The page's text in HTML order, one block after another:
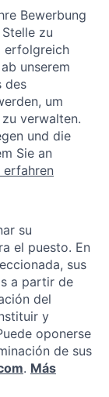
Bewerbung
zu
erfolgreich
unserem
des
um
verwalten.
und die
Sie an
erfahren
su
el puesto. En
sus
a partir de
del
y
oponerse
de sus
. Más